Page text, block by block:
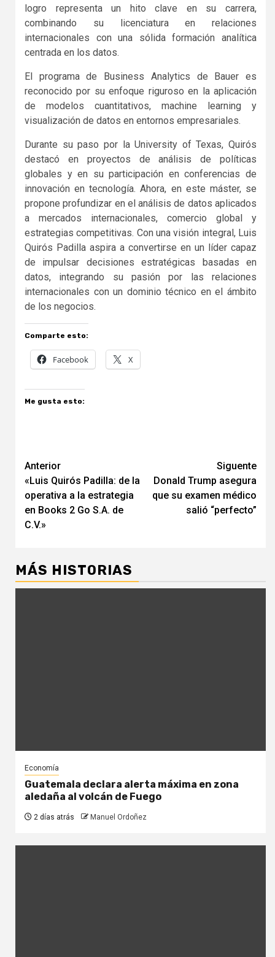
logro representa un hito clave en su carrera,
combinando su licenciatura en relaciones
internacionales con una sólida formación analítica
centrada en los datos.
El programa de Business Analytics de Bauer es
reconocido por su enfoque riguroso en la aplicación
de modelos cuantitativos, machine learning y
visualización de datos en entornos empresariales.
Durante su paso por la University of Texas, Quirós
destacó en proyectos de análisis de políticas
globales y en su participación en conferencias de
innovación en tecnología. Ahora, en este máster, se
propone profundizar en el análisis de datos aplicados
a mercados internacionales, comercio global y
estrategias competitivas. Con una visión integral, Luis
Quirós Padilla aspira a convertirse en un líder capaz
de impulsar decisiones estratégicas basadas en
datos, integrando su pasión por las relaciones
internacionales con un dominio técnico en el ámbito
de los negocios.
Comparte esto:
Facebook X
Me gusta esto:
Navegación
de
entradas
Anterior
«Luis Quirós Padilla: de la
operativa a la estrategia
en Books 2 Go S.A. de
C.V.»
Siguente
Donald Trump asegura
que su examen médico
salió “perfecto”
MÁS HISTORIAS
Economía
Guatemala declara alerta máxima en zona
aledaña al volcán de Fuego
2 días atrás Manuel Ordoñez